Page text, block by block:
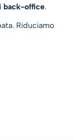
back-office.
Riduciamo